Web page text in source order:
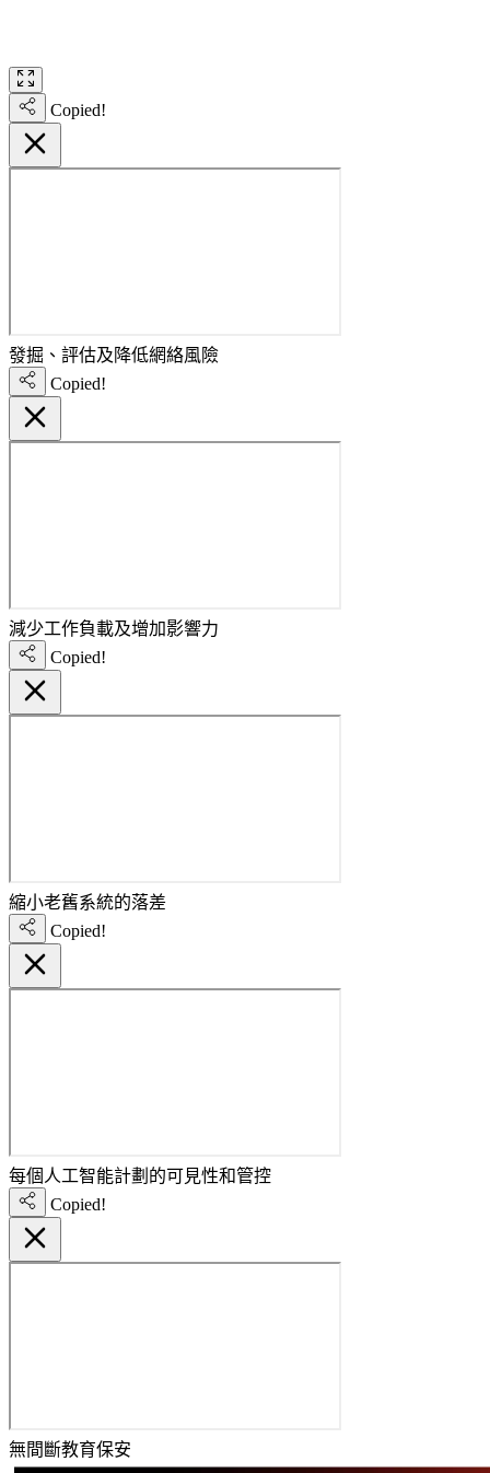
Copied!
發掘、評估及降低網絡風險
Copied!
減少工作負載及增加影響力
Copied!
縮小老舊系統的落差
Copied!
每個人工智能計劃的可見性和管控
Copied!
無間斷教育保安